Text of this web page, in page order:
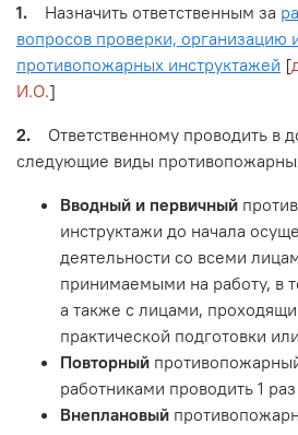
1. Назначить ответственным за
вопросов проверки, организацию
противопожарных инструктажей [
И.О.]
2. Ответственному проводить в
следующие виды
Вводный и первичный
инструктажи до начала
деятельности со всеми
принимаемыми на работу, в
а также с лицами,
практической подготовки
Повторный
работниками проводить 1
Внеплановый